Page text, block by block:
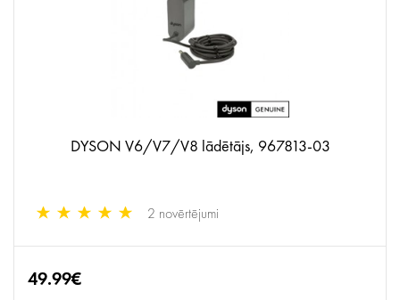
DYSON V6/V7/V8 lādētājs, 967813-03
2 novērtējumi
49.99€